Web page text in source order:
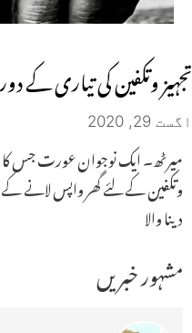
تجہیز وتکفین کی تیاری کے دوران20سالہ آسما
اگست 29, 2020
میرٹھ۔ ایک نوجوان عورت جس کا
وتکفین کے لئے گھر واپس لانے کے
دینا والا
مشہور خبریں